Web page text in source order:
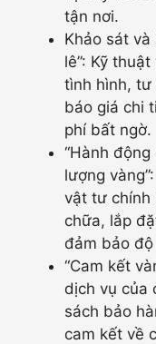
tận nơi.
Khảo sát và
lê”: Kỹ
tình hình, tư
báo giá chi
phí bất ngờ.
“Hành động
lượng
vật tư chính
chữa, lắp
đảm bảo
“Cam kết
dịch vụ của
sách bảo
cam kết về